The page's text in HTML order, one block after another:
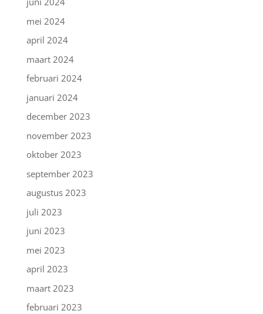
mei 2024
april 2024
maart 2024
februari 2024
januari 2024
december 2023
november 2023
oktober 2023
september 2023
augustus 2023
juli 2023
juni 2023
mei 2023
april 2023
maart 2023
februari 2023